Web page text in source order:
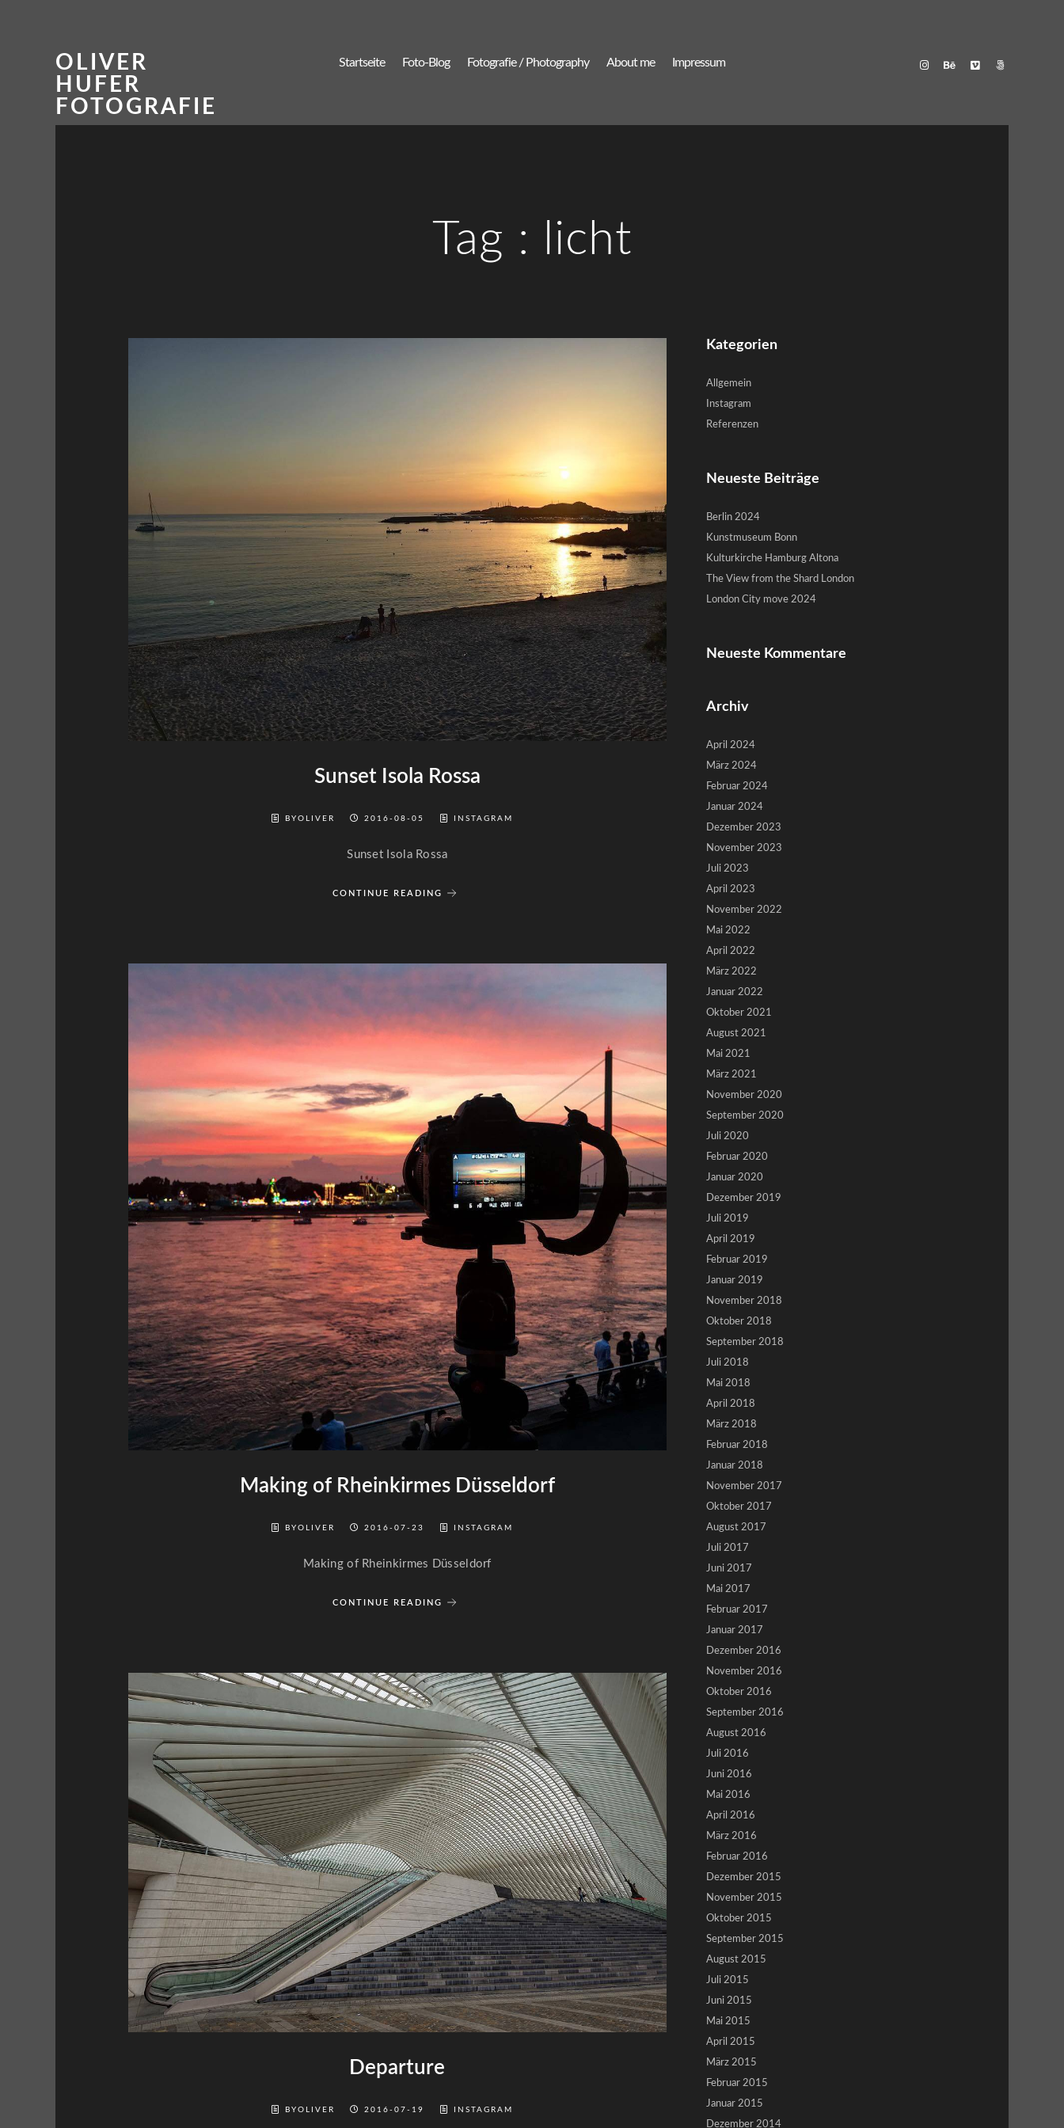
OLIVER
HUFER
FOTOGRAFIE
Startseite Foto-Blog Fotografie / Photography About me Impressum
Tag : licht
Sunset Isola Rossa
BYOLIVER 2016-08-05 INSTAGRAM
Sunset Isola Rossa
CONTINUE READING
Making of Rheinkirmes Düsseldorf
BYOLIVER 2016-07-23 INSTAGRAM
Making of Rheinkirmes Düsseldorf
CONTINUE READING
Departure
BYOLIVER 2016-07-19 INSTAGRAM
Kategorien
Allgemein
Instagram
Referenzen
Neueste Beiträge
Berlin 2024
Kunstmuseum Bonn
Kulturkirche Hamburg Altona
The View from the Shard London
London City move 2024
Neueste Kommentare
Archiv
April 2024
März 2024
Februar 2024
Januar 2024
Dezember 2023
November 2023
Juli 2023
April 2023
November 2022
Mai 2022
April 2022
März 2022
Januar 2022
Oktober 2021
August 2021
Mai 2021
März 2021
November 2020
September 2020
Juli 2020
Februar 2020
Januar 2020
Dezember 2019
Juli 2019
April 2019
Februar 2019
Januar 2019
November 2018
Oktober 2018
September 2018
Juli 2018
Mai 2018
April 2018
März 2018
Februar 2018
Januar 2018
November 2017
Oktober 2017
August 2017
Juli 2017
Juni 2017
Mai 2017
Februar 2017
Januar 2017
Dezember 2016
November 2016
Oktober 2016
September 2016
August 2016
Juli 2016
Juni 2016
Mai 2016
April 2016
März 2016
Februar 2016
Dezember 2015
November 2015
Oktober 2015
September 2015
August 2015
Juli 2015
Juni 2015
Mai 2015
April 2015
März 2015
Februar 2015
Januar 2015
Dezember 2014